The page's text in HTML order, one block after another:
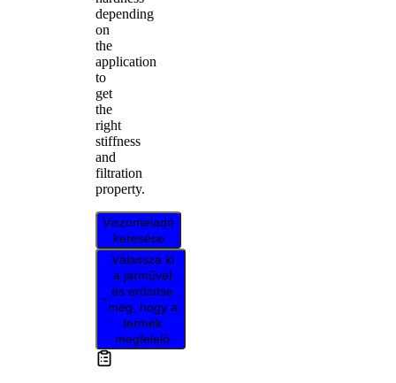
depending
on
the
application
to
get
the
right
stiffness
and
filtration
property.
Viszonteladó
keresése
Válassza ki
a járművét
és erősítse
meg, hogy a
termék
megfelelő